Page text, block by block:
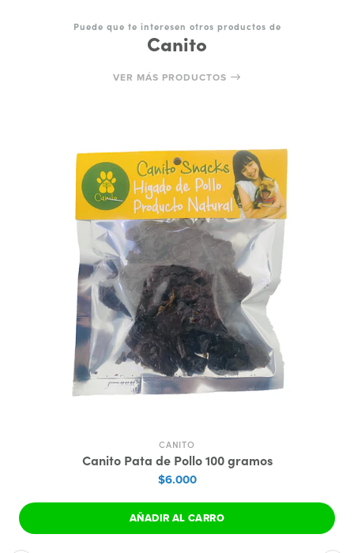
Puede que te interesen otros productos de
Canito
VER MÁS PRODUCTOS
CANITO
Canito Pata de Pollo 100 gramos
$6.000
AÑADIR AL CARRO